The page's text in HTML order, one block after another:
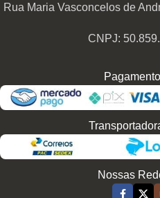
Rua Maria Vasconcelos de
CNPJ:
Nossas